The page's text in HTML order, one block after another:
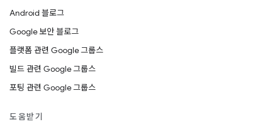
Android 블로그
Google 보안 블로그
플랫폼 관련 Google 그룹스
빌드 관련 Google 그룹스
포팅 관련 Google 그룹스
도움받기